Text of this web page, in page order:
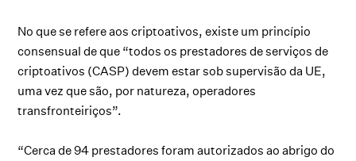
No que se refere aos criptoativos, existe um princípio
consensual de que “todos os prestadores de serviços de
criptoativos (CASP) devem estar sob supervisão da UE,
uma vez que são, por natureza, operadores
transfronteiriços”.
“Cerca de 94 prestadores foram autorizados ao abrigo do